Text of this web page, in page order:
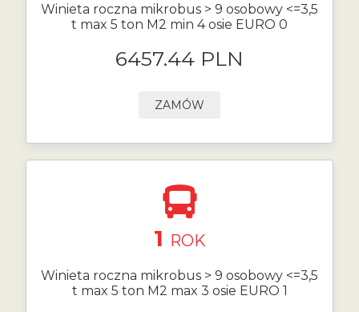
Winieta roczna mikrobus > 9 osobowy <=3,5
t max 5 ton M2 min 4 osie EURO 0
6457.44 PLN
ZAMÓW
1 ROK
Winieta roczna mikrobus > 9 osobowy <=3,5
t max 5 ton M2 max 3 osie EURO 1